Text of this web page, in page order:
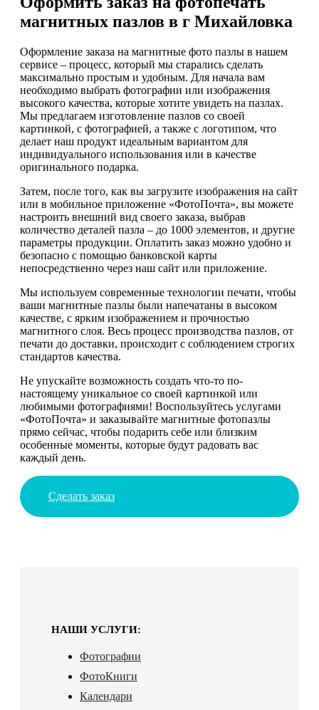
магнитных пазлов в г Михайловка
Оформление заказа на магнитные фото пазлы в нашем
сервисе – процесс, который мы старались сделать
максимально простым и удобным. Для начала вам
необходимо выбрать фотографии или изображения
высокого качества, которые хотите увидеть на пазлах.
Мы предлагаем изготовление пазлов со своей
картинкой, с фотографией, а также с логотипом, что
делает наш продукт идеальным вариантом для
индивидуального использования или в качестве
оригинального подарка.
Затем, после того, как вы загрузите изображения на сайт
или в мобильное приложение «ФотоПочта», вы можете
настроить внешний вид своего заказа, выбрав
количество деталей пазла – до 1000 элементов, и другие
параметры продукции. Оплатить заказ можно удобно и
безопасно с помощью банковской карты
непосредственно через наш сайт или приложение.
Мы используем современные технологии печати, чтобы
ваши магнитные пазлы были напечатаны в высоком
качестве, с ярким изображением и прочностью
магнитного слоя. Весь процесс производства пазлов, от
печати до доставки, происходит с соблюдением строгих
стандартов качества.
Не упускайте возможность создать что-то по-
настоящему уникальное со своей картинкой или
любимыми фотографиями! Воспользуйтесь услугами
«ФотоПочта» и заказывайте магнитные фотопазлы
прямо сейчас, чтобы подарить себе или близким
особенные моменты, которые будут радовать вас
каждый день.
Сделать заказ
НАШИ УСЛУГИ:
Фотографии
ФотоКниги
Календари